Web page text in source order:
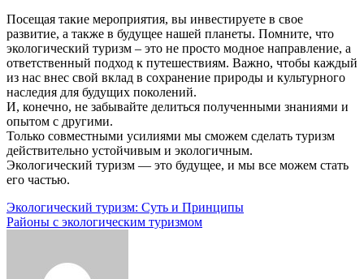
Посещая такие мероприятия, вы инвестируете в свое
развитие, а также в будущее нашей планеты. Помните, что
экологический туризм – это не просто модное направление, а
ответственный подход к путешествиям. Важно, чтобы каждый
из нас внес свой вклад в сохранение природы и культурного
наследия для будущих поколений.
И, конечно, не забывайте делиться полученными знаниями и
опытом с другими.
Только совместными усилиями мы сможем сделать туризм
действительно устойчивым и экологичным.
Экологический туризм ― это будущее, и мы все можем стать
его частью.
Навигация
по
Экологический туризм: Суть и Принципы
Районы с экологическим туризмом